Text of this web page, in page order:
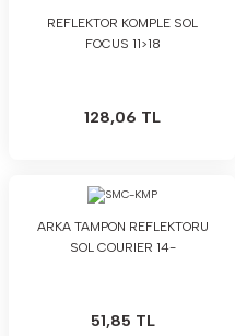
REFLEKTOR KOMPLE SOL
FOCUS 11>18
128,06 TL
ARKA TAMPON REFLEKTORU
SOL COURIER 14-
51,85 TL